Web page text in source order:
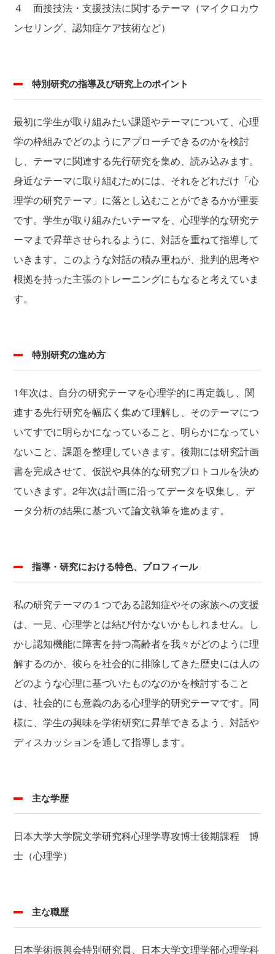
４ 面接技法・支援技法に関するテーマ（マイクロカウ
ンセリング、認知症ケア技術など）
特別研究の指導及び研究上のポイント
最初に学生が取り組みたい課題やテーマについて、心理
学の枠組みでどのようにアプローチできるのかを検討
し、テーマに関連する先行研究を集め、読み込みます。
身近なテーマに取り組むためには、それをどれだけ「心
理学の研究テーマ」に落とし込むことができるかが重要
です。学生が取り組みたいテーマを、心理学的な研究テ
ーマまで昇華させられるように、対話を重ねて指導して
いきます。このような対話の積み重ねが、批判的思考や
根拠を持った主張のトレーニングにもなると考えていま
す。
特別研究の進め方
1年次は、自分の研究テーマを心理学的に再定義し、関
連する先行研究を幅広く集めて理解し、そのテーマにつ
いてすでに明らかになっていること、明らかになってい
ないこと、課題を整理していきます。後期には研究計画
書を完成させて、仮説や具体的な研究プロトコルを決め
ていきます。2年次は計画に沿ってデータを収集し、デ
ータ分析の結果に基づいて論文執筆を進めます。
指導・研究における特色、プロフィール
私の研究テーマの１つである認知症やその家族への支援
は、一見、心理学とは結び付かないかもしれません。し
かし認知機能に障害を持つ高齢者を我々がどのように理
解するのか、彼らを社会的に排除してきた歴史には人の
どのような心理に基づいたものなのかを検討すること
は、社会的にも意義のある心理学的研究テーマです。同
様に、学生の興味を学術研究に昇華できるよう、対話や
ディスカッションを通して指導します。
主な学歴
日本大学大学院文学研究科心理学専攻博士後期課程 博
士（心理学）
主な職歴
日本学術振興会特別研究員、日本大学文理学部心理学科